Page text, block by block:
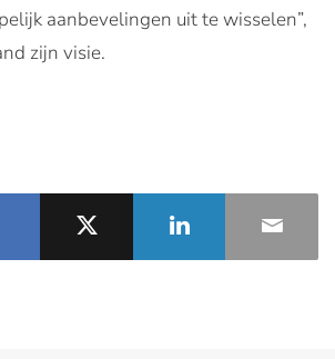
aanbevelingen uit te wisselen”,
zijn visie.